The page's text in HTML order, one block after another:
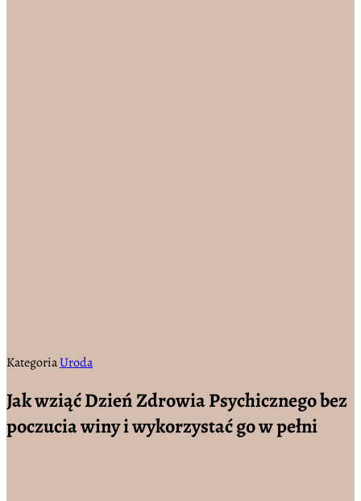
KategoriaUroda
Jak wziąć Dzień Zdrowia Psychicznego bez
poczucia winy i wykorzystać go w pełni